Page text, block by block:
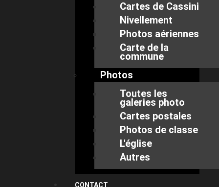
Cartes de Cassini
Nivellement
Photos aériennes
Carte de la
commune
Photos
Toutes les
galeries photo
Cartes postales
Photos de classe
L'église
Autres
CONTACT